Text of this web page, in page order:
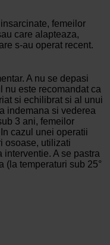
femeilor
care alapteaza,
s-au operat recent.
A nu se depasi
nu este recomandat ca
si echilibrat si al unui
indemana si vederea
3 ani, femeilor
cazul unei operatii
osoase, utilizati
A se pastra
(la temperaturi sub 25°